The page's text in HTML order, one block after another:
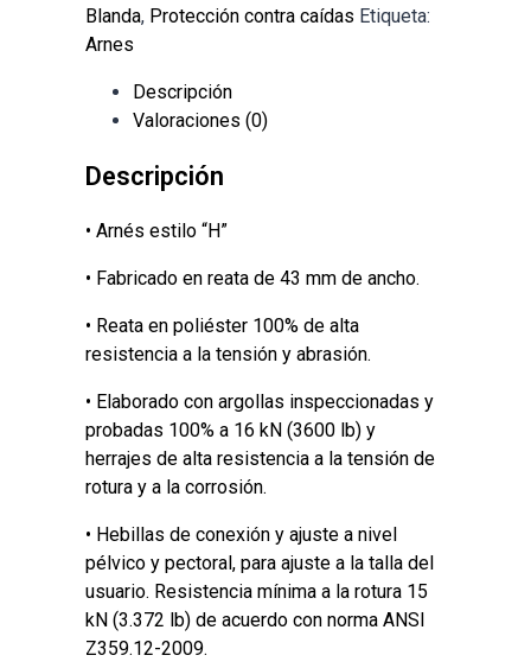
Blanda, Protección contra caídas Etiqueta:
Arnes
Descripción
Valoraciones (0)
Descripción
• Arnés estilo “H”
• Fabricado en reata de 43 mm de ancho.
• Reata en poliéster 100% de alta
resistencia a la tensión y abrasión.
• Elaborado con argollas inspeccionadas y
probadas 100% a 16 kN (3600 lb) y
herrajes de alta resistencia a la tensión de
rotura y a la corrosión.
• Hebillas de conexión y ajuste a nivel
pélvico y pectoral, para ajuste a la talla del
usuario. Resistencia mínima a la rotura 15
kN (3.372 lb) de acuerdo con norma ANSI
Z359.12-2009.